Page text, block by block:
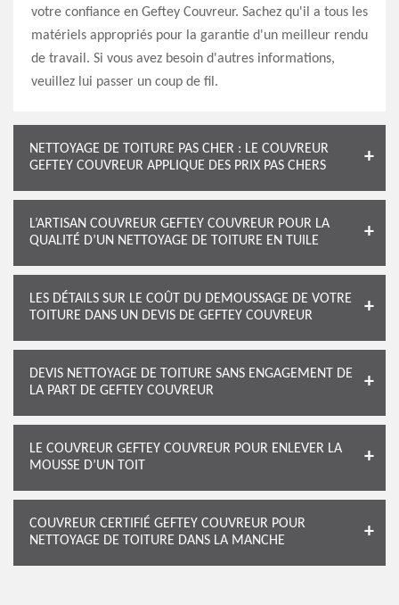
votre confiance en Geftey Couvreur. Sachez qu'il a tous les
matériels appropriés pour la garantie d'un meilleur rendu
de travail. Si vous avez besoin d'autres informations,
veuillez lui passer un coup de fil.
NETTOYAGE DE TOITURE PAS CHER : LE COUVREUR
GEFTEY COUVREUR APPLIQUE DES PRIX PAS CHERS
L’ARTISAN COUVREUR GEFTEY COUVREUR POUR LA
QUALITÉ D’UN NETTOYAGE DE TOITURE EN TUILE
LES DÉTAILS SUR LE COÛT DU DEMOUSSAGE DE VOTRE
TOITURE DANS UN DEVIS DE GEFTEY COUVREUR
DEVIS NETTOYAGE DE TOITURE SANS ENGAGEMENT DE
LA PART DE GEFTEY COUVREUR
LE COUVREUR GEFTEY COUVREUR POUR ENLEVER LA
MOUSSE D’UN TOIT
COUVREUR CERTIFIÉ GEFTEY COUVREUR POUR
NETTOYAGE DE TOITURE DANS LA MANCHE